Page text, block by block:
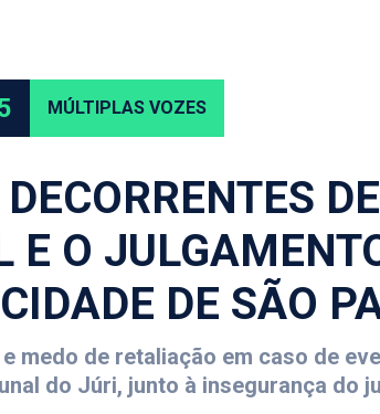
MÚLTIPLAS VOZES
E O
DE SÃO
medo de retaliação em caso de
do Júri, junto à insegurança do